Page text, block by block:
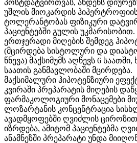
პოსტდატვირთვას, ახდენს
უშლის მიოკარდის
ტოლერანტობას ფიზიკური
პაციენტებში გულის უკმარისობით.
ერთჯერადი მიღების შემდეგ
(მცირდება სისტოლური და
წნევა) მაქსიმუმს აღწევს 6
საათის განმავლობაში მცირდება.
მაქსიმალური ჰიპოტენზიური
კვირაში პრეპარატის მიღების
ფარმაკოლოგიური მონაცემები
ლოზარტანის კონცენტრაცია
ავადმყოფებში ღვიძლის
იზრდება, ამიტომ პაციენტებმა
ანამნეზში პრეპარატი უნდა